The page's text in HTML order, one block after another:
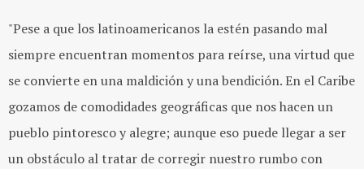
"Pese a que los latinoamericanos la estén pasando mal
siempre encuentran momentos para reírse, una virtud que
se convierte en una maldición y una bendición. En el Caribe
gozamos de comodidades geográficas que nos hacen un
pueblo pintoresco y alegre; aunque eso puede llegar a ser
un obstáculo al tratar de corregir nuestro rumbo con